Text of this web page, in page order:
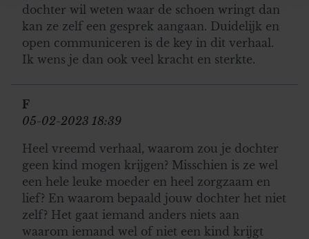
en om ons websiteverkeer te analyseren. Ook delen we
informatie over uw gebruik van onze site met onze
partners voor social media, adverteren en analyse. Deze
partners kunnen deze gegevens combineren met andere
gaat akkoord met onze cookies als u onze website blijft
gebruiken.
dochter wil weten waar de schoen wringt dan
kan ze zelf een gesprek aangaan. Duidelijk en
open communiceren is de key in dit verhaal.
Ik wens je dan ook veel kracht en sterkte.
F
05-02-2023 18:39
Heel vreemd verhaal, waarom zou je dochter
geen kind mogen krijgen? Misschien is ze wel
een hele leuke moeder en heel zorgzaam en
lief? En waarom bepaald jouw dochter het niet
zelf? Het gaat iemand anders niets aan
waarom iemand wel of niet een kind krijgt